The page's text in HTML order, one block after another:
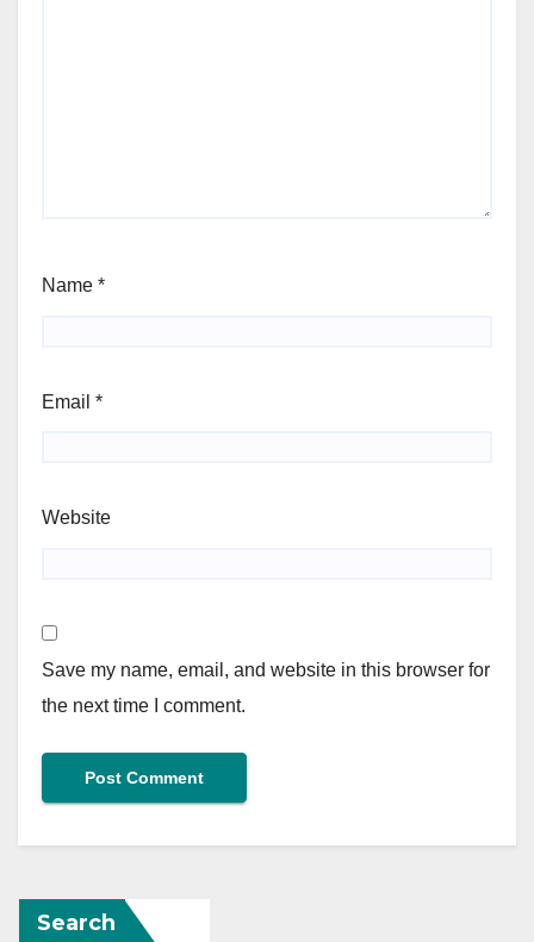
Name *
Email *
Website
Save my name, email, and website in this browser for
the next time I comment.
Search